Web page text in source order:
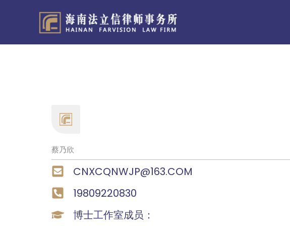
容
蔡乃欣
CNXCQNWJP@163.COM
19809220830
博士工作室成员：